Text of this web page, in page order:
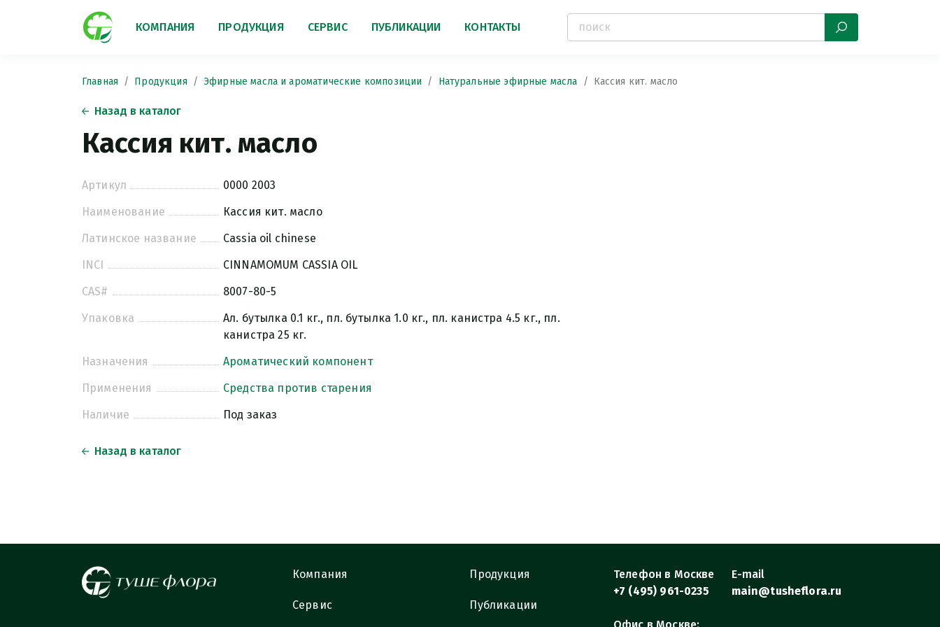
КОМПАНИЯ ПРОДУКЦИЯ СЕРВИС ПУБЛИКАЦИИ КОНТАКТЫ
Главная Продукция Эфирные масла и ароматические композиции Натуральные эфирные масла Кассия кит. масло
Назад в каталог
Кассия кит. масло
Артикул
0000 2003
Наименование
Кассия кит. масло
Латинское название
Cassia oil chinese
INCI
CINNAMOMUM CASSIA OIL
CAS#
8007-80-5
Упаковка
Ал. бутылка 0.1 кг., пл. бутылка 1.0 кг., пл. канистра 4.5 кг., пл.
канистра 25 кг.
Назначения
Ароматический компонент
Применения
Средства против старения
Наличие
Под заказ
Назад в каталог
Компания Продукция
Сервис Публикации
Телефон в Москве
+7 (495) 961-0235
E-mail
main@tusheflora.ru